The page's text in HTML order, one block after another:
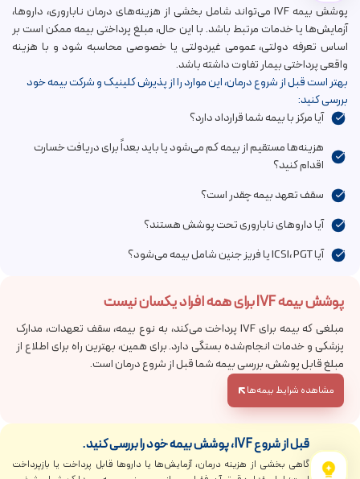
Choriomon
hCG
قبل از پانکچر
محاسبه
می‌شود
استرادیول /
پروژینوا
Estradiol
valerate
آماده‌سازی رحم برای
انتقال جنین
یا پایین‌تر
انتقال جنین
و مدت مصرف
پوشش بیمه IVF می‌تواند شامل بخشی از هزینه‌های درمان ناباروری، داروها،
آزمایش‌ها یا خدمات مرتبط باشد. با این حال، مبلغ پرداختی بیمه ممکن است بر
اساس تعرفه دولتی، عمومی غیردولتی یا خصوصی محاسبه شود و با هزینه
واقعی پرداختی بیمار تفاوت داشته باشد.
بهتر است قبل از شروع درمان، این موارد را از پذیرش کلینیک و شرکت بیمه خود
بررسی کنید:
آیا مرکز با بیمه شما قرارداد دارد؟
هزینه‌ها مستقیم از بیمه کم می‌شود یا باید بعداً برای دریافت خسارت
اقدام کنید؟
سقف تعهد بیمه چقدر است؟
آیا داروهای ناباروری تحت پوشش هستند؟
آیا ICSI، PGT یا فریز جنین شامل بیمه می‌شود؟
پوشش بیمه IVF برای همه افراد یکسان نیست
مبلغی که بیمه برای IVF پرداخت می‌کند، به نوع بیمه، سقف تعهدات، مدارک
پزشکی و خدمات انجام‌شده بستگی دارد. برای همین، بهترین راه برای اطلاع از
مبلغ قابل پوشش، بررسی بیمه شما قبل از شروع درمان است.
مشاهده شرایط بیمه‌ها
قبل از شروع IVF، پوشش بیمه خود را بررسی کنید.
گاهی بخشی از هزینه درمان، آزمایش‌ها یا داروها قابل پرداخت یا بازپرداخت